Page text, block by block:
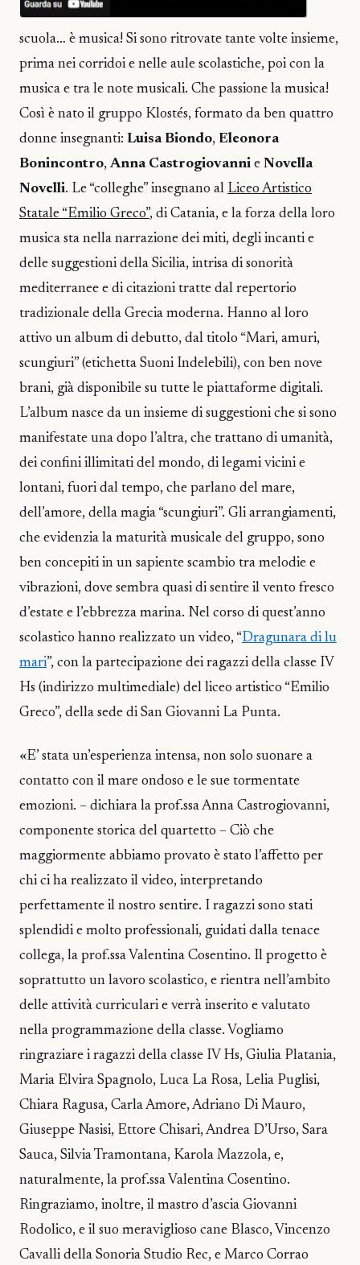
scuola… è musica! Si sono ritrovate tante volte insieme,
prima nei corridoi e nelle aule scolastiche, poi con la
musica e tra le note musicali. Che passione la musica!
Così è nato il gruppo Klostés, formato da ben quattro
donne insegnanti: Luisa Biondo, Eleonora
Bonincontro,Anna Castrogiovanni e Novella
Novelli. Le “colleghe” insegnano al Liceo Artistico
Statale “Emilio Greco”, di Catania, e la forza della loro
musica sta nella narrazione dei miti, degli incanti e
delle suggestioni della Sicilia, intrisa di sonorità
mediterranee e di citazioni tratte dal repertorio
tradizionale della Grecia moderna. Hanno al loro
attivo un album di debutto, dal titolo “Mari, amuri,
scungiuri” (etichetta Suoni Indelebili), con ben nove
brani, già disponibile su tutte le piattaforme digitali.
L’album nasce da un insieme di suggestioni che si sono
manifestate una dopo l’altra, che trattano di umanità,
dei confini illimitati del mondo, di legami vicini e
lontani, fuori dal tempo, che parlano del mare,
dell’amore, della magia “scungiuri”. Gli arrangiamenti,
che evidenzia la maturità musicale del gruppo, sono
ben concepiti in un sapiente scambio tra melodie e
vibrazioni, dove sembra quasi di sentire il vento fresco
d’estate e l’ebbrezza marina. Nel corso di quest’anno
scolastico hanno realizzato un video, “Dragunara di lu
mari”, con la partecipazione dei ragazzi della classe IV
Hs (indirizzo multimediale) del liceo artistico “Emilio
Greco”, della sede di San Giovanni La Punta.
«E’ stata un’esperienza intensa, non solo suonare a
contatto con il mare ondoso e le sue tormentate
emozioni. – dichiara la prof.ssa Anna Castrogiovanni,
componente storica del quartetto – Ciò che
maggiormente abbiamo provato è stato l’affetto per
chi ci ha realizzato il video, interpretando
perfettamente il nostro sentire. I ragazzi sono stati
splendidi e molto professionali, guidati dalla tenace
collega, la prof.ssa Valentina Cosentino. Il progetto è
soprattutto un lavoro scolastico, e rientra nell’ambito
delle attività curriculari e verrà inserito e valutato
nella programmazione della classe. Vogliamo
ringraziare i ragazzi della classe IV Hs, Giulia Platania,
Maria Elvira Spagnolo, Luca La Rosa, Lelia Puglisi,
Chiara Ragusa, Carla Amore, Adriano Di Mauro,
Giuseppe Nasisi, Ettore Chisari, Andrea D’Urso, Sara
Sauca, Silvia Tramontana, Karola Mazzola, e,
naturalmente, la prof.ssa Valentina Cosentino.
Ringraziamo, inoltre, il mastro d’ascia Giovanni
Rodolico, e il suo meraviglioso cane Blasco, Vincenzo
Cavalli della Sonoria Studio Rec, e Marco Corrao